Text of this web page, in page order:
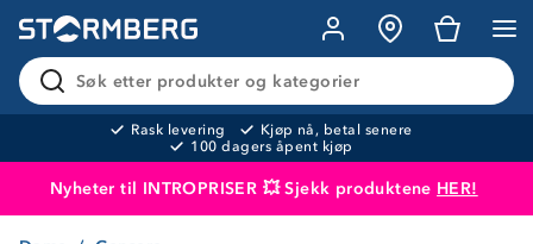
Søk etter produkter og kategorier
Rask levering
Kjøp nå, betal senere
100 dagers åpent kjøp
Nyheter til INTROPRISER 💥 Sjekk produktene HER!